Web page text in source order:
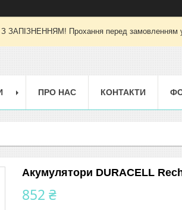
Прохання перед замовленням
ПРО НАС КОНТАКТИ
Акумулятори DURACELL
852 ₴